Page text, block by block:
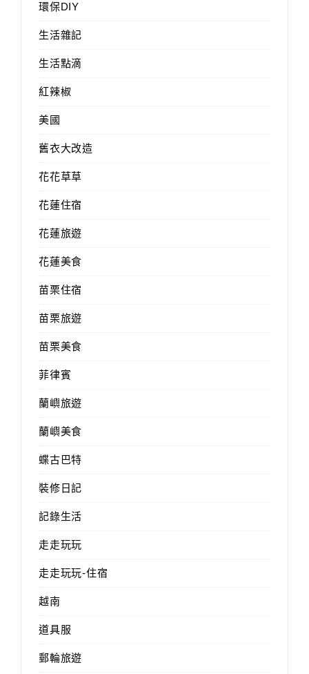
環保DIY
生活雜記
生活點滴
紅辣椒
美國
舊衣大改造
花花草草
花蓮住宿
花蓮旅遊
花蓮美食
苗栗住宿
苗栗旅遊
苗栗美食
菲律賓
蘭嶼旅遊
蘭嶼美食
蝶古巴特
裝修日記
記錄生活
走走玩玩
走走玩玩-住宿
越南
道具服
郵輪旅遊